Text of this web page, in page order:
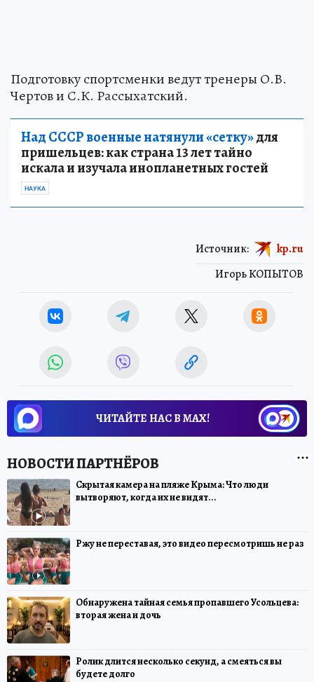
Подготовку спортсменки ведут тренеры О.В.
Чертов и С.К. Рассыхатский.
Над СССР военные натянули «сетку»для
пришельцев: как страна 13 лет тайно
искала и изучала инопланетных гостей
НАУКА
Игорь КОПЫТОВ
Источник: kp.ru
ЧИТАЙТЕ НАС В МАХ!
Скрытая камера на пляже Крыма: Что люди
вытворяют, когда их не видят...
Ржу не переставая, это видео пересмотришь не раз
Обнаружена тайная семья пропавшего Усольцева:
вторая жена и дочь
Ролик длится несколько секунд, а смеяться вы
будете долго